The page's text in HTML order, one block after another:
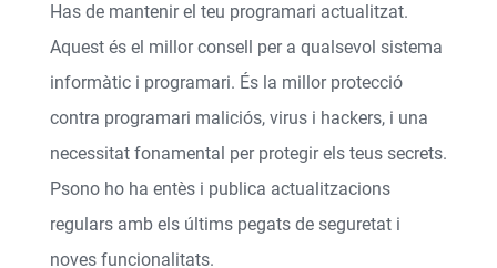
Has de mantenir el teu programari actualitzat.
Aquest és el millor consell per a qualsevol sistema
informàtic i programari. És la millor protecció
contra programari maliciós, virus i hackers, i una
necessitat fonamental per protegir els teus secrets.
Psono ho ha entès i publica actualitzacions
regulars amb els últims pegats de seguretat i
noves funcionalitats.